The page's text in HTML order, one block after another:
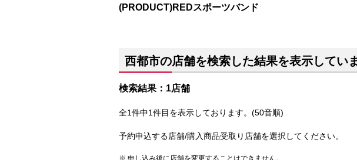
(PRODUCT)REDスポーツバンド
西都市の店舗を検索した結果を表示してい
検索結果：1店舗
全1件中1件目を表示しております。(50音順)
予約申込する店舗/購入商品受取り店舗を選択してください。
申し込み後に店舗を変更することはできません。